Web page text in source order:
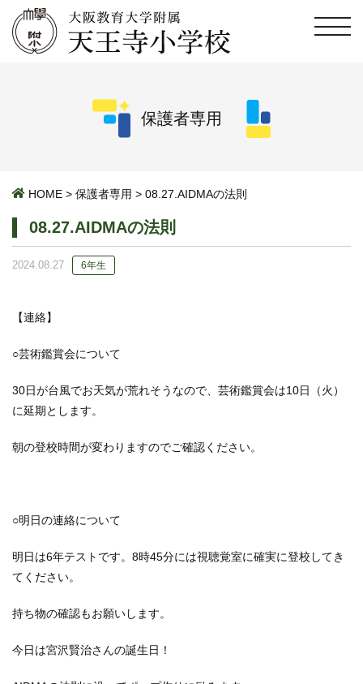
保護者専用
HOME > 保護者専用 > 08.27.AIDMAの法則
08.27.AIDMAの法則
2024.08.27 6年生
【連絡】
○芸術鑑賞会について
30日が台風でお天気が荒れそうなので、芸術鑑賞会は10日（火）
に延期とします。
朝の登校時間が変わりますのでご確認ください。
○明日の連絡について
明日は6年テストです。8時45分には視聴覚室に確実に登校してき
てください。
持ち物の確認もお願いします。
今日は宮沢賢治さんの誕生日！